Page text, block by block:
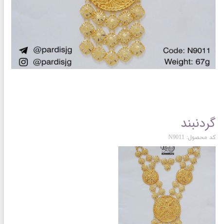
گردنبند
کد محصول: N9011